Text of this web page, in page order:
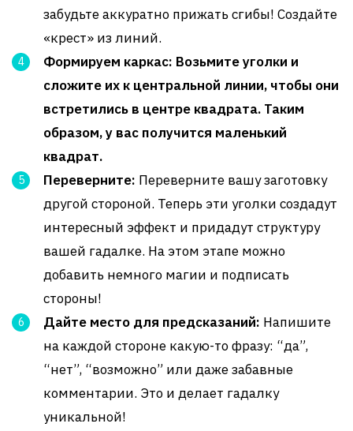
забудьте аккуратно прижать сгибы! Создайте
«крест» из линий.
Формируем каркас: Возьмите уголки и
сложите их к центральной линии, чтобы они
встретились в центре квадрата. Таким
образом, у вас получится маленький
квадрат.
Переверните: Переверните вашу заготовку
другой стороной. Теперь эти уголки создадут
интересный эффект и придадут структуру
вашей гадалке. На этом этапе можно
добавить немного магии и подписать
стороны!
Дайте место для предсказаний: Напишите
на каждой стороне какую-то фразу: “да”,
“нет”, “возможно” или даже забавные
комментарии. Это и делает гадалку
уникальной!